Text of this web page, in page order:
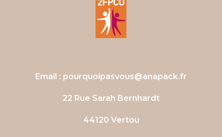
Email : pourquoipasvous@anapack.fr
22 Rue Sarah Bernhardt
44120 Vertou